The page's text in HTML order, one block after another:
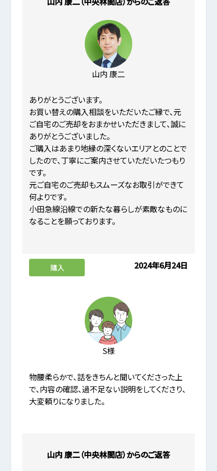
山内 康二
ありがとうございます。
お買い替えの購入相談をいただいたご縁で、元
ご自宅のご売却をおまかせいただきまして、誠に
ありがとうございました。
ご購入はあまり地縁の深くないエリアとのことで
したので、丁寧にご案内させていただいたつもり
です。
元ご自宅のご売却もスムーズなお取引ができて
何よりです。
小田急線沿線での新たな暮らしが素敵なものに
なることを願っております。
購入 2024年6月24日
S様
物腰柔らかで、話をきちんと聞いてくださった上
で、内容の確認、過不足ない説明をしてくださり、
大変頼りになりました。
山内 康二（中央林間店）からのご返答